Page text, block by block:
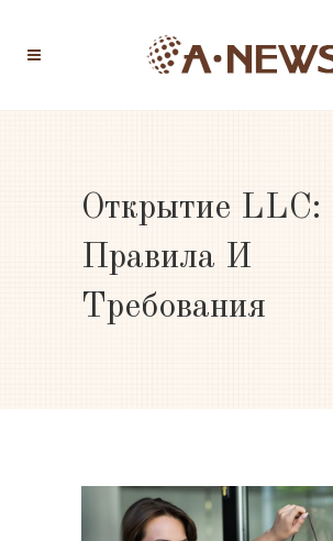
Открытие LLC:
Правила И
Требования